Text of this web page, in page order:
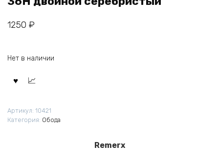
1250 ₽
Нет в наличии
Артикул: 10421
Категория: Обода
Remerx